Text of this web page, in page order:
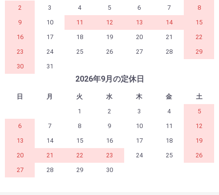
2
3 4 5 6 7
8
9
10 11 12 13 14
15
16
17 18 19 20 21
22
23
24 25 26 27 28
29
30
31
2026年9月の定休日
日 月 火 水 木 金
土
1
2 3 4
5
6
7 8 9 10 11
12
13
14 15 16 17 18
19
20
21 22 23 24 25
26
27
28 29 30